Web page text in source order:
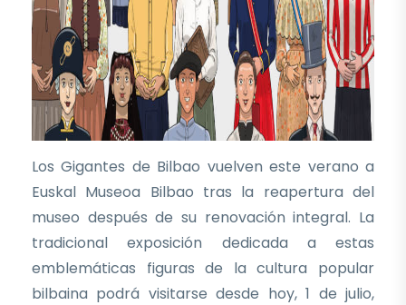
Los Gigantes de Bilbao vuelven este verano a
Euskal Museoa Bilbao tras la reapertura del
museo después de su renovación integral. La
tradicional exposición dedicada a estas
emblemáticas figuras de la cultura popular
bilbaina podrá visitarse desde hoy, 1 de julio,